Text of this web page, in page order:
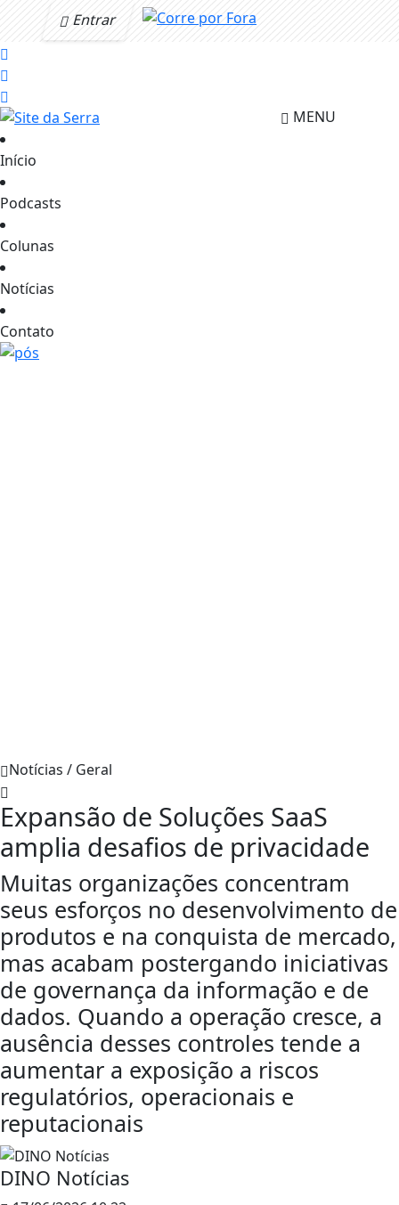
Entrar
MENU
Início
Podcasts
Colunas
Notícias
Contato
Notícias / Geral
Expansão de Soluções SaaS
amplia desafios de privacidade
Muitas organizações concentram
seus esforços no desenvolvimento de
produtos e na conquista de mercado,
mas acabam postergando iniciativas
de governança da informação e de
dados. Quando a operação cresce, a
ausência desses controles tende a
aumentar a exposição a riscos
regulatórios, operacionais e
reputacionais
DINO Notícias